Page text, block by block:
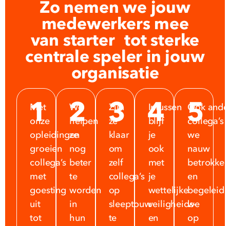
Zo nemen we jouw
medewerkers mee
van starter tot sterke
centrale speler in jouw
organisatie
1
Met
onze
opleidingen
groeien
collega’s
met
goesting
uit
tot
2
We
helpen
ze
nog
beter
te
worden
in
hun
3
Zijn
ze
klaar
om
zelf
collega’s
op
sleeptouw
te
4
Intussen
blijf
je
ook
met
je
wettelijke
veiligheids-
en
5
Ook
collega’s
we
nauw
betrokken
en
we
op